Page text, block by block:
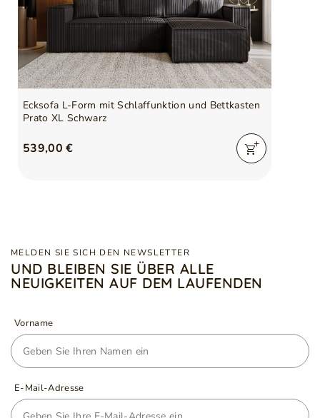
Ecksofa L-Form mit Schlaffunktion und Bettkasten
Prato XL Schwarz
539,00 €
MELDEN SIE SICH DEN NEWSLETTER
UND BLEIBEN SIE ÜBER ALLE
NEUIGKEITEN AUF DEM LAUFENDEN
Vorname
E-Mail-Adresse